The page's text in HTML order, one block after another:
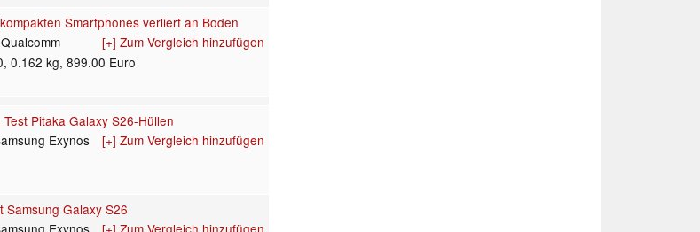
Smartphones verliert an Boden
[+] Zum Vergleich hinzufügen
0.162 kg, 899.00 Euro
Pitaka Galaxy S26-Hüllen
[+] Zum Vergleich hinzufügen
Exynos
Samsung Galaxy S26
[+] Zum Vergleich hinzufügen
Exynos